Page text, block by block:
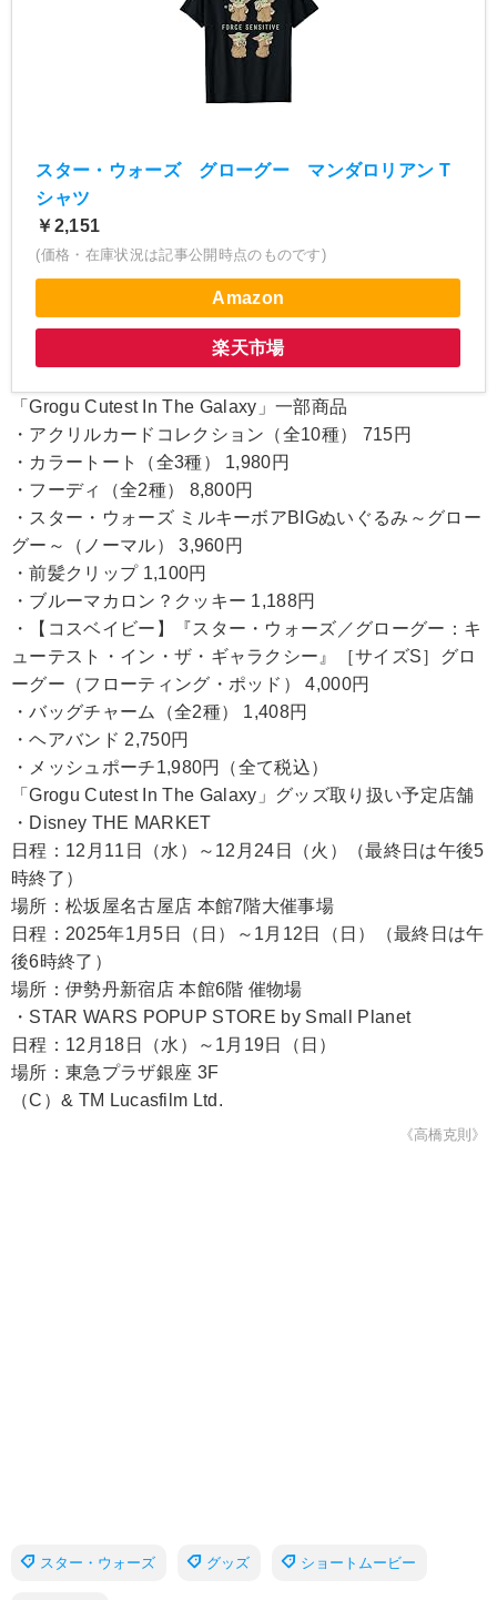
スター・ウォーズ グローグー マンダロリアン T
シャツ
￥2,151
(価格・在庫状況は記事公開時点のものです)
Amazon
楽天市場
「Grogu Cutest In The Galaxy」一部商品
・アクリルカードコレクション（全10種） 715円
・カラートート（全3種） 1,980円
・フーディ（全2種） 8,800円
・スター・ウォーズ ミルキーボアBIGぬいぐるみ～グロー
グー～（ノーマル） 3,960円
・前髪クリップ 1,100円
・ブルーマカロン？クッキー 1,188円
・【コスベイビー】『スター・ウォーズ／グローグー：キ
ューテスト・イン・ザ・ギャラクシー』［サイズS］グロ
ーグー（フローティング・ポッド） 4,000円
・バッグチャーム（全2種） 1,408円
・ヘアバンド 2,750円
・メッシュポーチ1,980円（全て税込）
「Grogu Cutest In The Galaxy」グッズ取り扱い予定店舗
・Disney THE MARKET
日程：12月11日（水）～12月24日（火）（最終日は午後5
時終了）
場所：松坂屋名古屋店 本館7階大催事場
日程：2025年1月5日（日）～1月12日（日）（最終日は午
後6時終了）
場所：伊勢丹新宿店 本館6階 催物場
・STAR WARS POPUP STORE by Small Planet
日程：12月18日（水）～1月19日（日）
場所：東急プラザ銀座 3F
（C）& TM Lucasfilm Ltd.
《高橋克則》
スター・ウォーズ グッズ ショートムービー